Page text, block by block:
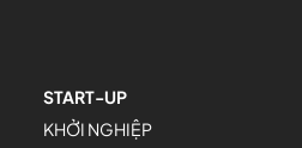
START-UP
KHỞI NGHIỆP